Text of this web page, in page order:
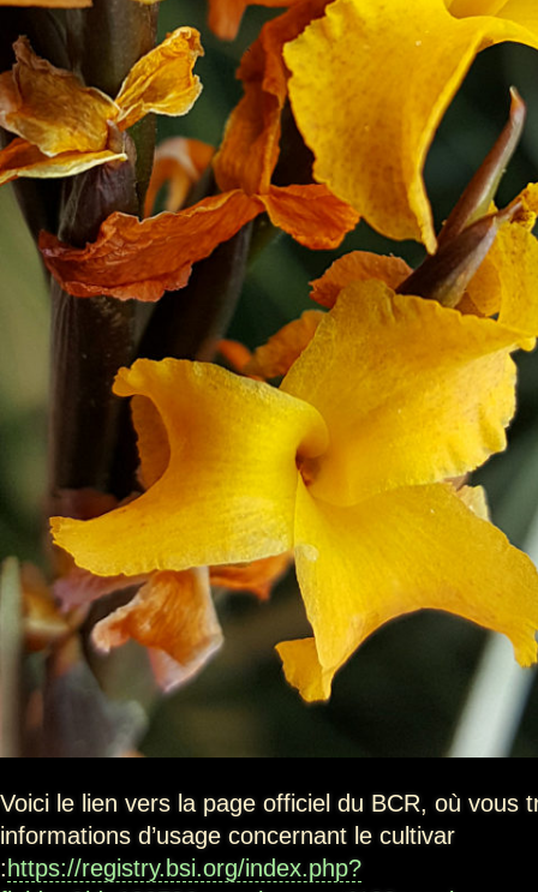
Voici le lien vers la page officiel du BCR, où vous
informations d’usage concernant le cultivar
: https://registry.bsi.org/index.php?